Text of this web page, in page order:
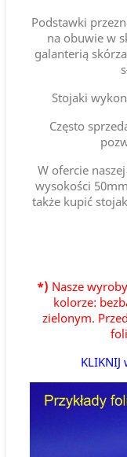
Podstawki
na obuwie w
galanterią
Stojaki
Często
W ofercie
wysokości
także kupić
*) Nasze
kolorze:
zielonym.
KLIKNIJ